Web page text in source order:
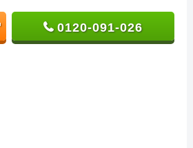
0120-091-026